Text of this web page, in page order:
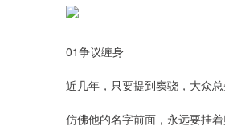
01争议缠身
近几年，只要提到窦骁，大众总
仿佛他的名字前面，永远要挂着